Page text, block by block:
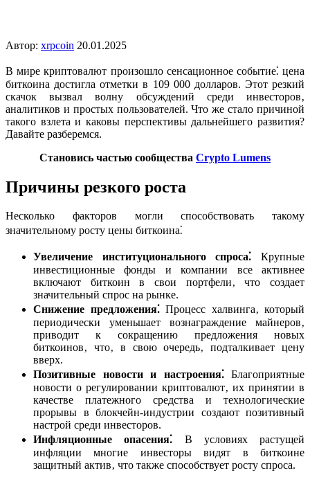
Автор: xrpcoin 20.01.2025
В мире криптовалют произошло сенсационное событие⁚ цена
биткоина достигла отметки в 109 000 долларов. Этот резкий
скачок вызвал волну обсуждений среди инвесторов‚
аналитиков и простых пользователей. Что же стало причиной
такого взлета и каковы перспективы дальнейшего развития?
Давайте разберемся.
Становись частью сообщества Crypto Lumens
Причины резкого роста
Несколько факторов могли способствовать такому
значительному росту цены биткоина⁚
Увеличение институционального спроса⁚ Крупные
инвестиционные фонды и компании все активнее
включают биткоин в свои портфели‚ что создает
значительный спрос на рынке.
Снижение предложения⁚Процесс халвинга‚ который
периодически уменьшает вознаграждение майнеров‚
приводит к сокращению предложения новых
биткоинов‚ что‚ в свою очередь‚ подталкивает цену
вверх.
Позитивные новости и настроения⁚Благоприятные
новости о регулировании криптовалют‚ их принятии в
качестве платежного средства и технологические
прорывы в блокчейн-индустрии создают позитивный
настрой среди инвесторов.
Инфляционные опасения⁚ В условиях растущей
инфляции многие инвесторы видят в биткоине
защитный актив‚ что также способствует росту спроса.